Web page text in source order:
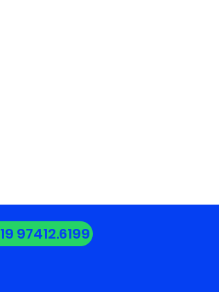
19 97412.6199